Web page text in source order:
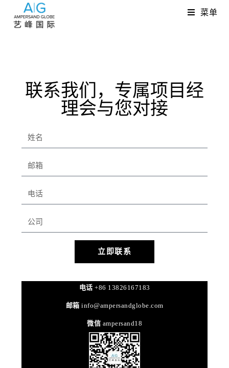
菜单
联系我们，专属项目经
理会与您对接
立即联系
电话 +86 13826167183
邮箱 info@ampersandglobe.com
微信 ampersand18